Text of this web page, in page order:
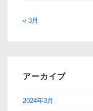
« 3月
アーカイブ
2024年3月